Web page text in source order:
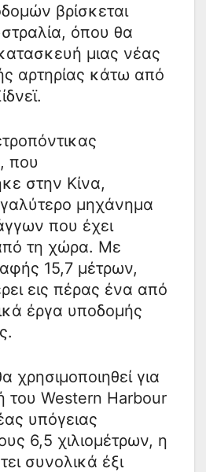
βρίσκεται
όπου θα
μιας νέας
αρτηρίας κάτω από
που
στην Κίνα,
μηχάνημα
που έχει
τη χώρα. Με
15,7 μέτρων,
εις πέρας ένα από
έργα υποδομής
χρησιμοποιηθεί για
του Western Harbour
υπόγειας
6,5 χιλιομέτρων, η
συνολικά έξι